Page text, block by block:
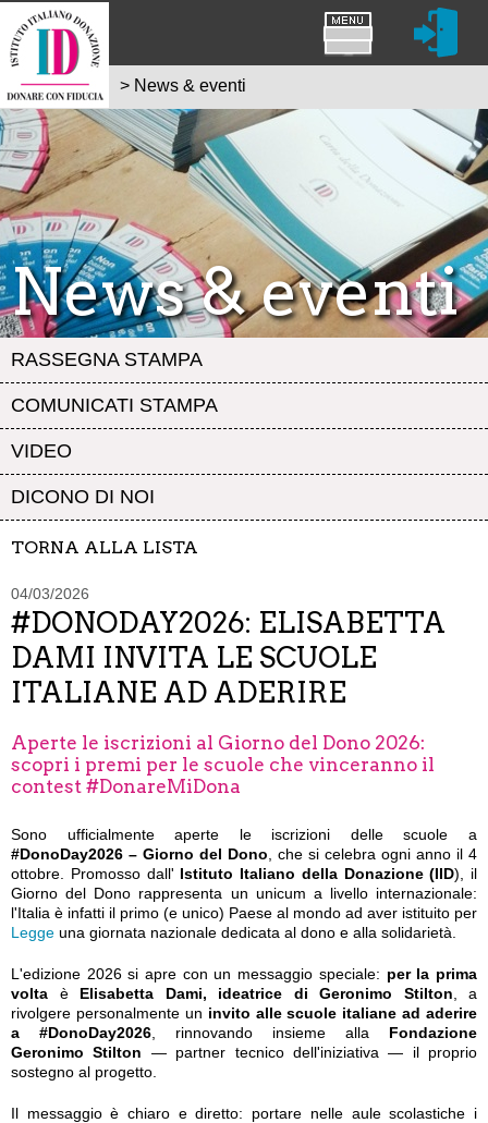
News & eventi
RASSEGNA STAMPA
COMUNICATI STAMPA
VIDEO
DICONO DI NOI
> News & eventi
TORNA ALLA LISTA
04/03/2026
#DONODAY2026: ELISABETTA
DAMI INVITA LE SCUOLE
ITALIANE AD ADERIRE
Aperte le iscrizioni al Giorno del Dono 2026:
scopri i premi per le scuole che vinceranno il
contest #DonareMiDona
Sono ufficialmente aperte le iscrizioni delle scuole a
#DonoDay2026 – Giorno del Dono , che si celebra ogni anno il 4
ottobre. Promosso dall' Istituto Italiano della Donazione (IID), il
Giorno del Dono rappresenta un unicum a livello internazionale:
l'Italia è infatti il primo (e unico) Paese al mondo ad aver istituito per
Legge una giornata nazionale dedicata al dono e alla solidarietà.
L'edizione 2026 si apre con un messaggio speciale: per la prima
volta èElisabetta Dami, ideatrice di Geronimo Stilton , a
rivolgere personalmente un invito alle scuole italiane ad aderire
a #DonoDay2026 , rinnovando insieme alla Fondazione
Geronimo Stilton — partner tecnico dell'iniziativa — il proprio
sostegno al progetto.
Il messaggio è chiaro e diretto: portare nelle aule scolastiche i